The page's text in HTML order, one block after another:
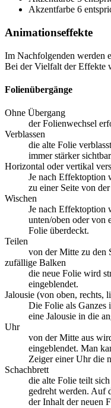
Akzentfarbe 6
Animationseffekte
Im Nachfolgenden werden
Bei der Vielfalt der Effekte
Folienübergänge
Ohne Übergang
der Folienwechsel
Verblassen
die alte Folie
immer stärker
Horizontal oder vertikal
Je nach Effektoption
zu einer Seite von
Wischen
Je nach Effektoption
unten/oben oder von
Folie überdeckt.
Teilen
von der Mitte zu den
zufällige Balken
die neue Folie wird
eingeblendet.
Jalousie (von oben, rechts,
Die Folie als
eine Jalousie in die
Uhr
von der Mitte aus
eingeblendet. Man
Zeiger einer Uhr die
Schachbrett
die alte Folie teilt
gedreht werden. Auf
der Inhalt der neuen